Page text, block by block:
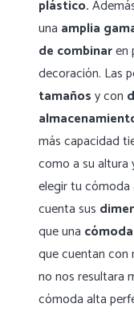
plástico.
una amplia
de combinaren
decoración. Las
tamañosy con
más capacidad
como a su altura
elegir tu cómoda
cuenta sus
que una
que cuentan con
no nos resultara
cómoda alta